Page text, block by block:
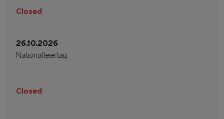
Closed
26.10.2026
Nationalfeiertag
Closed